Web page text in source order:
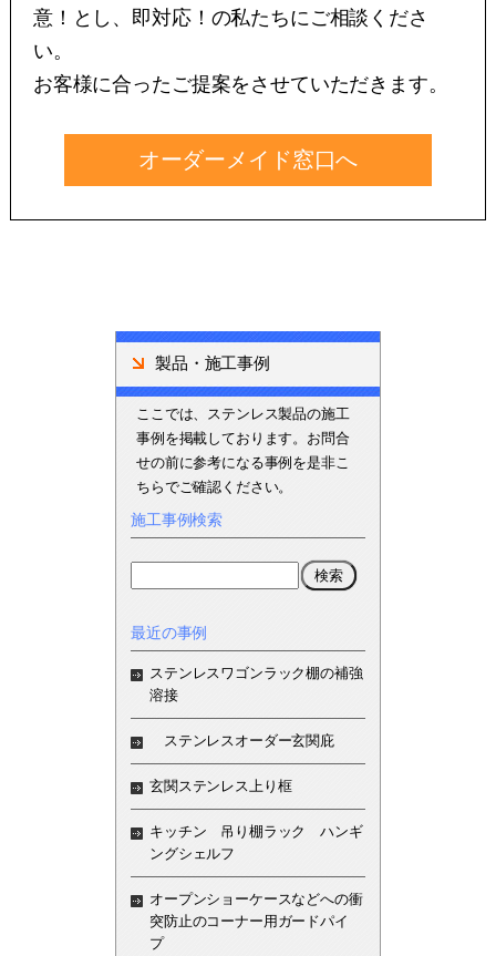
意！とし、即対応！の私たちにご相談くださ
い。
お客様に合ったご提案をさせていただきます。
オーダーメイド窓口へ
製品・施工事例
ここでは、ステンレス製品の施工
事例を掲載しております。お問合
せの前に参考になる事例を是非こ
ちらでご確認ください。
施工事例検索
最近の事例
ステンレスワゴンラック棚の補強
溶接
ステンレスオーダー玄関庇
玄関ステンレス上り框
キッチン 吊り棚ラック ハンギ
ングシェルフ
オープンショーケースなどへの衝
突防止のコーナー用ガードパイ
プ